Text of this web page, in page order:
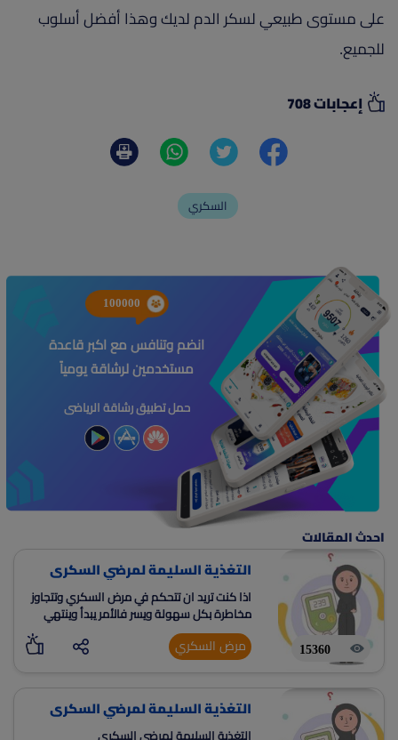
على مستوى طبيعي لسكر الدم لديك وهذا أفضل أسلوب
للجميع.
إعجابات 708
السكري
100000
انضم وتنافس مع اكبر قاعدة
مستخدمين لرشاقة يومياً
حمل تطبيق رشاقة الرياضى
احدث المقالات
15360
التغذية السليمة لمرضي السكرى
اذا كنت تريد ان تتحكم في مرض السكري وتتجاوز
مخاطرة بكل سهولة ويسر فالأمر يبدأ وينتهي
لديك
مرض السكري
التغذية السليمة لمرضي السكرى
التغذية السليمة لمرضي السكرى